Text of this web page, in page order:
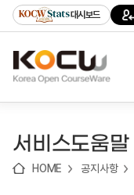
기
기
기
content)
가
대시보드
서비스도움말
HOME 공지사항